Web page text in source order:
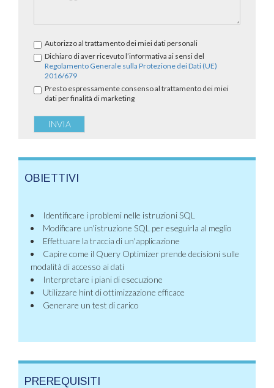
Autorizzo al trattamento dei miei dati personali
Dichiaro di aver ricevuto l’informativa ai sensi del
Regolamento Generale sulla Protezione dei Dati (UE)
2016/679
Presto espressamente consenso al trattamento dei miei
dati per finalità di marketing
OBIETTIVI
Identificare i problemi nelle istruzioni SQL
Modificare un'istruzione SQL per eseguirla al meglio
Effettuare la traccia di un'applicazione
Capire come il Query Optimizer prende decisioni sulle
modalità di accesso ai dati
Interpretare i piani di esecuzione
Utilizzare hint di ottimizzazione efficace
Generare un test di carico
PREREQUISITI